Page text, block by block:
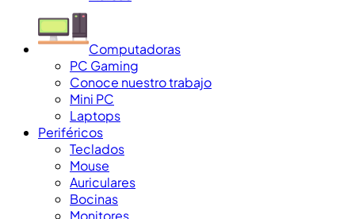
Computadoras
PC Gaming
Conoce nuestro trabajo
Mini PC
Laptops
Periféricos
Teclados
Mouse
Auriculares
Bocinas
Monitores